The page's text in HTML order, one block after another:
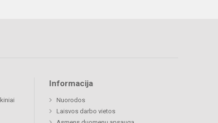
Informacija
Nuorodos
Laisvos darbo vietos